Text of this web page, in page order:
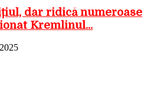
dar ridică numeroase
Kremlinul...